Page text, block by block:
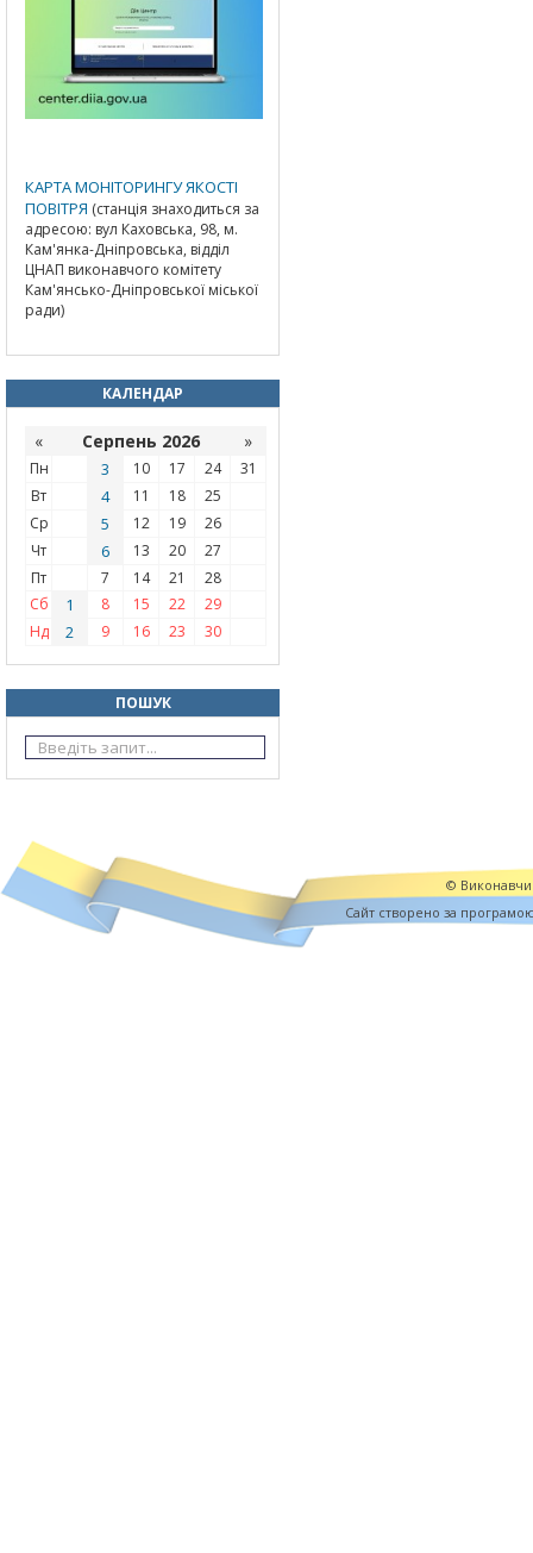
КАРТА МОНІТОРИНГУ ЯКОСТІ
ПОВІТРЯ (станція знаходиться за
адресою: вул Каховська, 98, м.
Кам'янка-Дніпровська, відділ
ЦНАП виконавчого комітету
Кам'янсько-Дніпровської міської
ради)
КАЛЕНДАР
« Серпень 2026 »
Пн 3 10 17 24
31
Вт
4 11 18
25
Ср
5 12 19
26
Чт
6 13 20
27
Пт
7 14 21
28
Сб
1 8 15 22
29
Нд
2 9 16 23 30
ПОШУК
©
Cайт створено за